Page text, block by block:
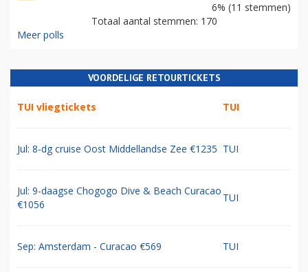
6% (11 stemmen)
Totaal aantal stemmen: 170
Meer polls
VOORDELIGE RETOURTICKETS
TUI vliegtickets TUI
Jul: 8-dg cruise Oost Middellandse Zee €1235 TUI
Jul: 9-daagse Chogogo Dive & Beach Curacao
€1056
TUI
Sep: Amsterdam - Curacao €569 TUI